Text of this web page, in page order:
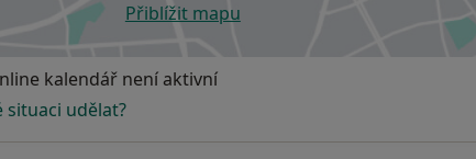
Přiblížit mapuse otevře v nové záložce
kalendář není aktivní
situaci udělat?